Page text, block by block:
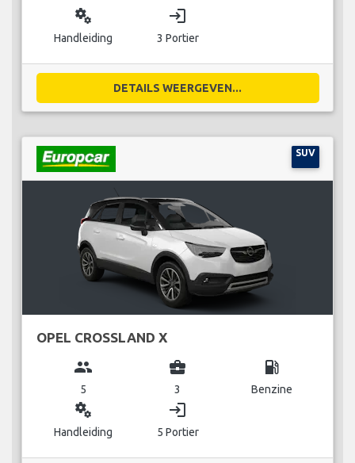
miscellaneous_services
Handleiding
login
3 Portier
DETAILS WEERGEVEN...
SUV
OPEL CROSSLAND X
group
5
business_center
3
local_gas_station
Benzine
miscellaneous_services
Handleiding
login
5 Portier